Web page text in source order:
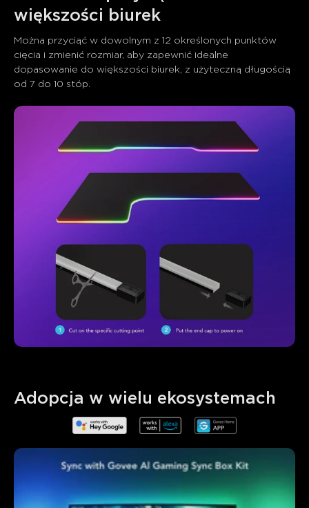
większości biurek
Można przyciąć w dowolnym z 12 określonych punktów
cięcia i zmienić rozmiar, aby zapewnić idealne
dopasowanie do większości biurek, z użyteczną długością
od 7 do 10 stóp.
Adopcja w wielu ekosystemach